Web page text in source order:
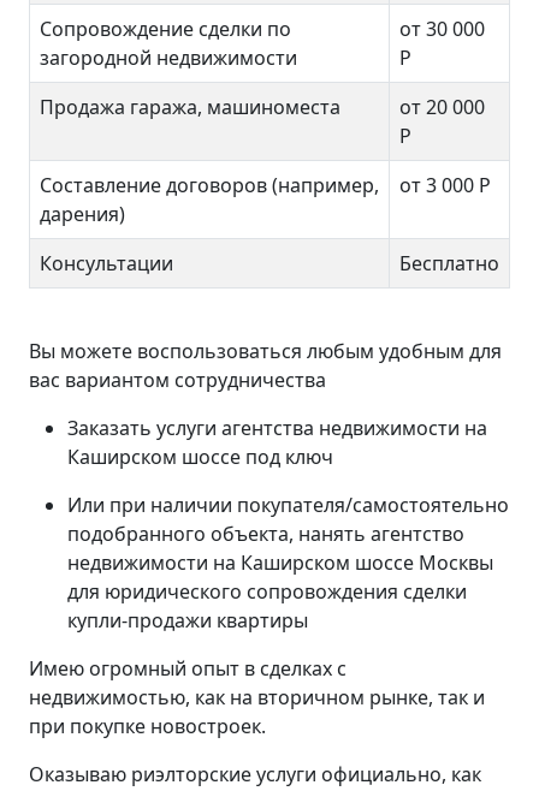
Сопровождение сделки по
загородной недвижимости
от 30 000
Р
Продажа гаража, машиноместа
от 20 000
Р
Составление договоров (например,
дарения)
от 3 000 Р
Консультации Бесплатно
Вы можете воспользоваться любым удобным для
вас вариантом сотрудничества
Заказать услуги агентства недвижимости на
Каширском шоссе под ключ
Или при наличии покупателя/самостоятельно
подобранного объекта, нанять агентство
недвижимости на Каширском шоссе Москвы
для юридического сопровождения сделки
купли-продажи квартиры
Имею огромный опыт в сделках с
недвижимостью, как на вторичном рынке, так и
при покупке новостроек.
Оказываю риэлторские услуги официально, как